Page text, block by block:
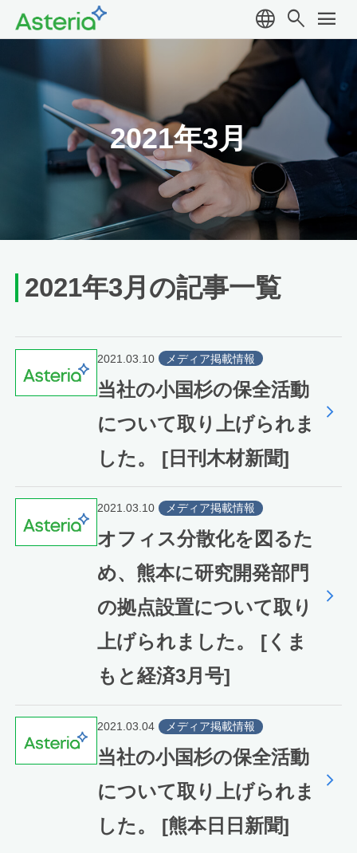
language search menu
2021年3月
2021年3月の記事一覧
2021.03.10 メディア掲載情報
当社の小国杉の保全活動
について取り上げられま
した。 [日刊木材新聞]
2021.03.10 メディア掲載情報
オフィス分散化を図るた
め、熊本に研究開発部門
の拠点設置について取り
上げられました。 [くま
もと経済3月号]
2021.03.04 メディア掲載情報
当社の小国杉の保全活動
について取り上げられま
した。 [熊本日日新聞]